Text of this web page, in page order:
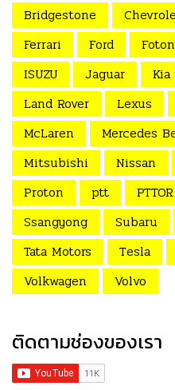
Bridgestone
Ferrari
Ford Foton
ISUZU
Jaguar Kia
Land Rover
Lexus
McLaren
Mercedes
Mitsubishi
Nissan
Proton
ptt PTTOR
Ssangyong
Subaru
Tata Motors
Tesla
Volkwagen
Volvo
ติดตามช่องของเรา